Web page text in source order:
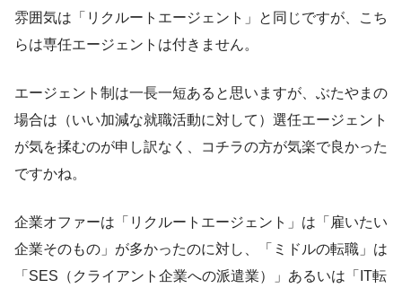
雰囲気は「リクルートエージェント」と同じですが、こち
らは専任エージェントは付きません。
エージェント制は一長一短あると思いますが、ぶたやまの
場合は（いい加減な就職活動に対して）選任エージェント
が気を揉むのが申し訳なく、コチラの方が気楽で良かった
ですかね。
企業オファーは「リクルートエージェント」は「雇いたい
企業そのもの」が多かったのに対し、「ミドルの転職」は
「SES（クライアント企業への派遣業）」あるいは「IT転